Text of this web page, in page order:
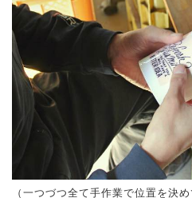
（一つづつ全て手作業で位置を決